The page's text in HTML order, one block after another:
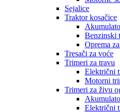
Sejalice
Traktor kosačice
Benzinski
Oprema
Tresači za voće
Trimeri za travu
Električni
Motorni
Trimeri za živu
Električni